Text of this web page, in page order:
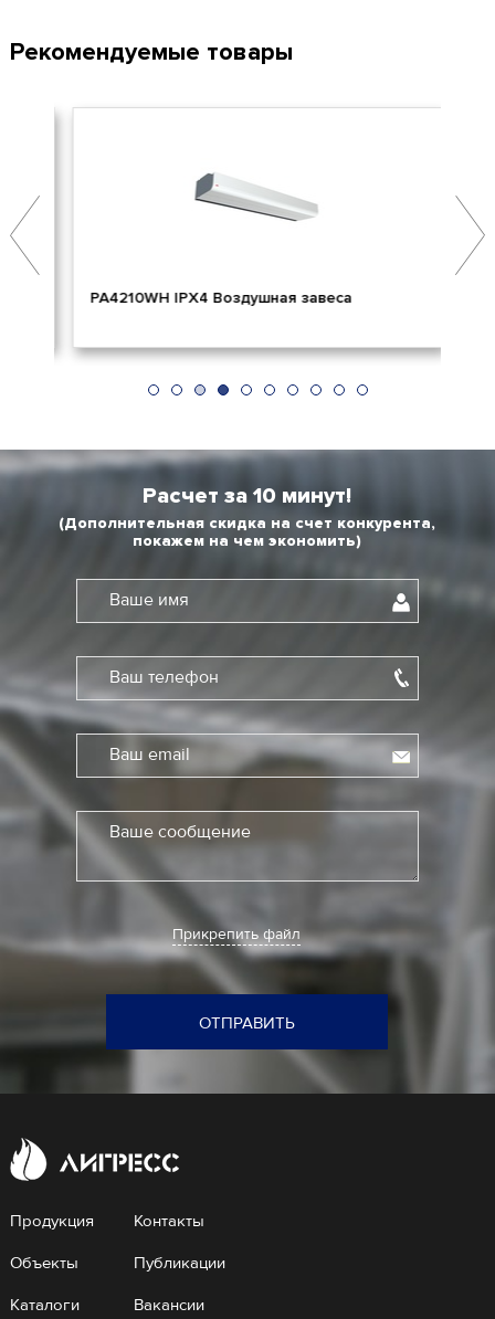
Рекомендуемые товары
PA4210WH IPX4 Воздушная завеса
Расчет за 10 минут!
(Дополнительная скидка на счет конкурента,
покажем на чем экономить)
Ваше имя
Ваш телефон
Ваш email
Ваше сообщение
Прикрепить файл
ОТПРАВИТЬ
Продукция
Объекты
Каталоги
Контакты
Публикации
Вакансии